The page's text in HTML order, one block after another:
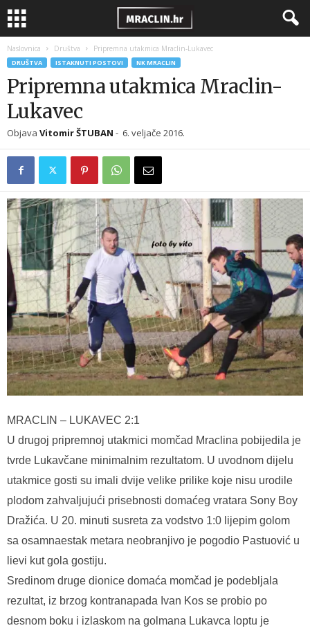
Naslovnica Društva
DRUŠTVA ISTAKNUTI POSTOVI NK MRACLIN
Pripremna utakmica Mraclin-
Lukavec‏
Objava Vitomir ŠTUBAN - 6. veljače 2016.
MRACLIN – LUKAVEC 2:1
U drugoj pripremnoj utakmici momčad Mraclina pobijedila je
tvrde Lukavčane minimalnim rezultatom. U uvodnom dijelu
utakmice gosti su imali dvije velike prilike koje nisu urodile
plodom zahvaljujući prisebnosti domaćeg vratara Sony Boy
Dražića. U 20. minuti susreta za vodstvo 1:0 lijepim golom
sa osamnaestak metara neobranjivo je pogodio Pastuović u
lievi kut gola gostiju.
Sredinom druge dionice domaća momčad je podebljala
rezultat, iz brzog kontranapada Ivan Kos se probio po
desnom boku i izlaskom na golmana Lukavca loptu je